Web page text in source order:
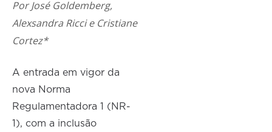
Por José Goldemberg,
Alexsandra Ricci e Cristiane
Cortez*
A entrada em vigor da
nova Norma
Regulamentadora 1 (NR-
1), com a inclusão